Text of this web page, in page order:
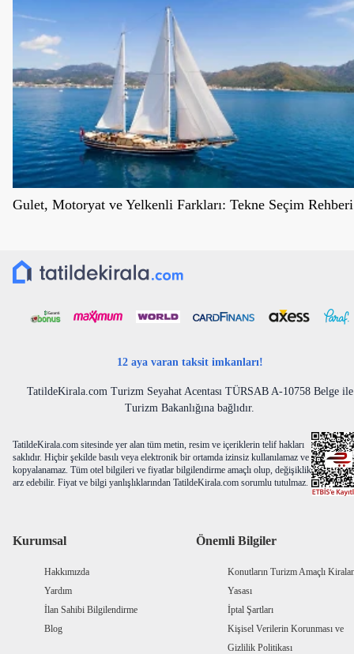
Gulet, Motoryat ve Yelkenli Farkları: Tekne Seçim Rehberi
Kurumsal
Hakkımızda
Yardım
İlan Sahibi Bilgilendirme
Blog
Önemli Bilgiler
Konutların Turizm Amaçlı
Yasası
İptal Şartları
Kişisel Verilerin Korunması ve
Gizlilik Politikası
12 aya varan taksit imkanları!
TatildeKirala.com Turizm Seyahat Acentası TÜRSAB A-10758 Belge ile
Turizm Bakanlığına bağlıdır.
TatildeKirala.com sitesinde yer alan tüm metin, resim ve içeriklerin telif hakları
saklıdır. Hiçbir şekilde basılı veya elektronik bir ortamda izinsiz kullanılamaz ve
kopyalanamaz. Tüm otel bilgileri ve fiyatlar bilgilendirme amaçlı olup, değişiklik
arz edebilir. Fiyat ve bilgi yanlışlıklarından TatildeKirala.com sorumlu tutulmaz.